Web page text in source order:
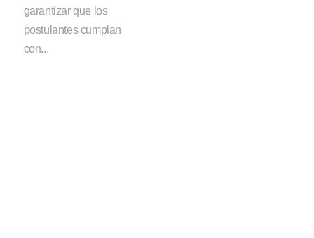
garantizar que los
postulantes cumplan
con...